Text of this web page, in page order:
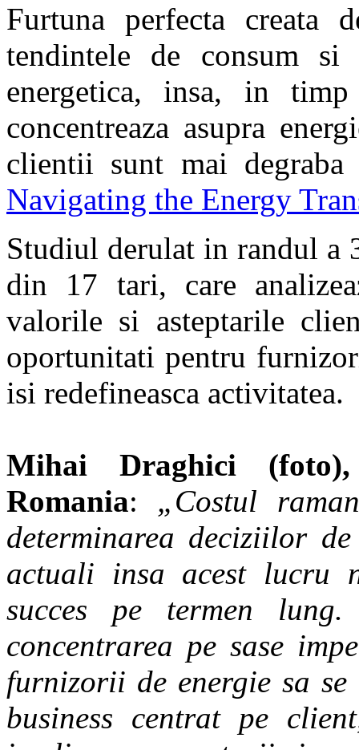
Furtuna perfecta creata
tendintele de consum si
energetica, insa, in
concentreaza asupra
clientii sunt mai
Navigating the Energy
Studiul derulat in randul a
din 17 tari, care
valorile si asteptarile
oportunitati pentru
isi redefineasca activitatea.
Mihai Draghici
Romania: „Costul
determinarea deciziilor
actuali insa acest lucru
succes pe termen lung.
concentrarea pe sase
furnizorii de energie sa
business centrat pe